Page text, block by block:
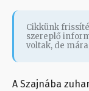
Cikkünk
szereplő
voltak, de
A Szajnába